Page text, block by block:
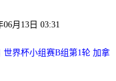
月13日 03:31
世界杯小组赛B组第1轮 加拿